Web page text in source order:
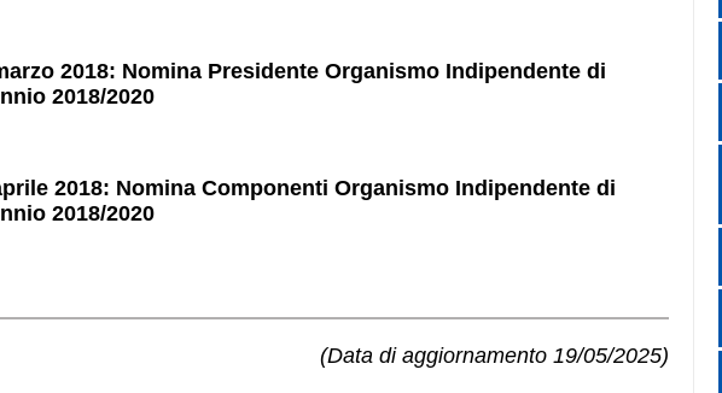
2018: Nomina Presidente Organismo Indipendente di
2018/2020
2018: Nomina Componenti Organismo Indipendente di
2018/2020
(Data di aggiornamento 19/05/2025)